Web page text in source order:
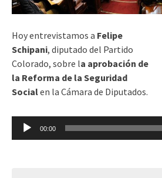
Hoy entrevistamos a Felipe
Schipani, diputado del Partido
Colorado, sobre la aprobación de
la Reforma de la Seguridad
Socialen la Cámara de Diputados.
Reproductor
00:00